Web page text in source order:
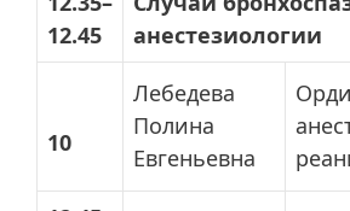
12.45
анестезиологии
10
Лебедева
Полина
Евгеньевна